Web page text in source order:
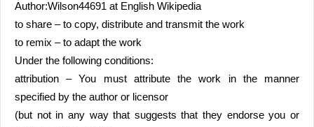
Author:Wilson44691 at English Wikipedia
to share – to copy, distribute and transmit the work
to remix – to adapt the work
Under the following conditions:
attribution – You must attribute the work in the manner
specified by the author or licensor
(but not in any way that suggests that they endorse you or